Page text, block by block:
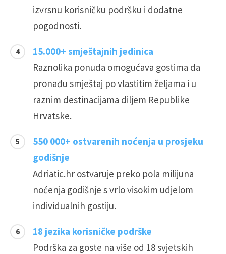
izvrsnu korisničku podršku i dodatne
pogodnosti.
15.000+ smještajnih jedinica
Raznolika ponuda omogućava gostima da
pronađu smještaj po vlastitim željama i u
raznim destinacijama diljem Republike
Hrvatske.
550 000+ ostvarenih noćenja u prosjeku
godišnje
Adriatic.hr ostvaruje preko pola milijuna
noćenja godišnje s vrlo visokim udjelom
individualnih gostiju.
18 jezika korisničke podrške
Podrška za goste na više od 18 svjetskih